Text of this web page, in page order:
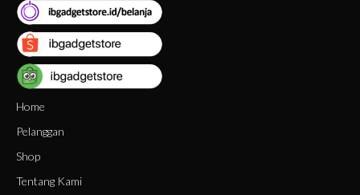
Home
Pelanggan
Shop
Tentang Kami